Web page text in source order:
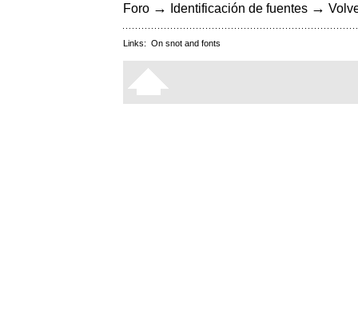
Foro → Identificación de fuentes →
Links: On snot and fonts